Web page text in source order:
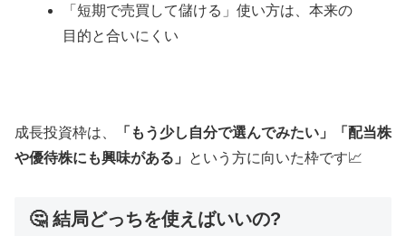
「短期で売買して儲ける」使い方は、本来の
目的と合いにくい
成長投資枠は、
「もう少し自分で選んでみたい」「配当株
や優待株にも興味がある」
という方に向いた枠です📈
🤔 結局どっちを使えばいいの?